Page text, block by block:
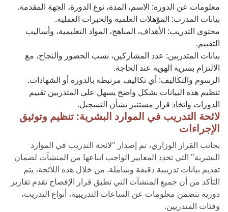
معلومات عن الدورة: الاسم، المدة، نوع الدورة، الجهة المقدمة.
بيانات المدرب: المؤهلات العلمية والخبرات العملية.
محتوى التدريب: الأهداف، المناهج، المواد التعليمية، وأساليب
التقييم.
بيانات المتدربين: عدد المشاركين، نسب الحضور والنجاح، مع
الالتزام بسرية الهوية عند الحاجة.
الرسوم والتكاليف: أي تكاليف مرتبطة بالدورة أو الشهادات.
تنظيم هذه البيانات بشكل واضح يسهل على المتدربين تقييم
الدورات واتخاذ قرار مستنير بشأن التسجيل.
لائحة التدريب في الموارد البشرية: تنظيم وتوثيق
الإجراءات
بجانب القرار الوزاري، تم إصدار "لائحة التدريب في الموارد
البشرية" التي تحدد المعايير الواجب اتباعها من المنشآت لضمان
تقديم بيانات تدريبية دقيقة وشاملة. من خلال هذه اللائحة، يتم
التأكد من أن جميع المنشآت التي تطبق قرار الإفصاح تقدم تقارير
دورية تتضمن معلومات عن الساعات التدريبية، أنواع التدريب،
وفئات المتدربين.